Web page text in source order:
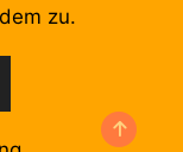
Berlin •
zu.